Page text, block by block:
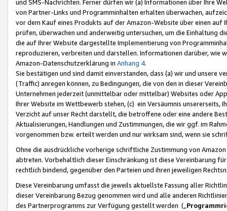
und SMS-Nachrichten. Ferner dürfen wir (a) Informationen über Ihre
von Partner-Links und Programminhalten erhalten überwachen,
vor dem Kauf eines Produkts auf der Amazon-Website über einen
prüfen, überwachen und anderweitig untersuchen, um die Einhaltung
die auf Ihrer Website dargestellte Implementierung von
reproduzieren, verbreiten und darstellen. Informationen darüber, wie
Amazon-Datenschutzerklärung in Anhang 4.
Sie bestätigen und sind damit einverstanden, dass (a) wir und
(Traffic) anregen können, zu Bedingungen, die von den in dieser
Unternehmen jederzeit (unmittelbar oder mittelbar) Websites oder
Ihrer Website im Wettbewerb stehen, (c) ein Versäumnis unsererseits,
Verzicht auf unser Recht darstellt, die betroffene oder eine andere
Aktualisierungen, Handlungen und Zustimmungen, die wir ggf. im
vorgenommen bzw. erteilt werden und nur wirksam sind, wenn sie
Ohne die ausdrückliche vorherige schriftliche Zustimmung von
abtreten. Vorbehaltlich dieser Einschränkung ist diese Vereinbarung
rechtlich bindend, gegenüber den Parteien und ihren jeweiligen
Diese Vereinbarung umfasst die jeweils aktuellste Fassung aller
dieser Vereinbarung Bezug genommen wird und alle anderen
des Partnerprogramms zur Verfügung gestellt werden („